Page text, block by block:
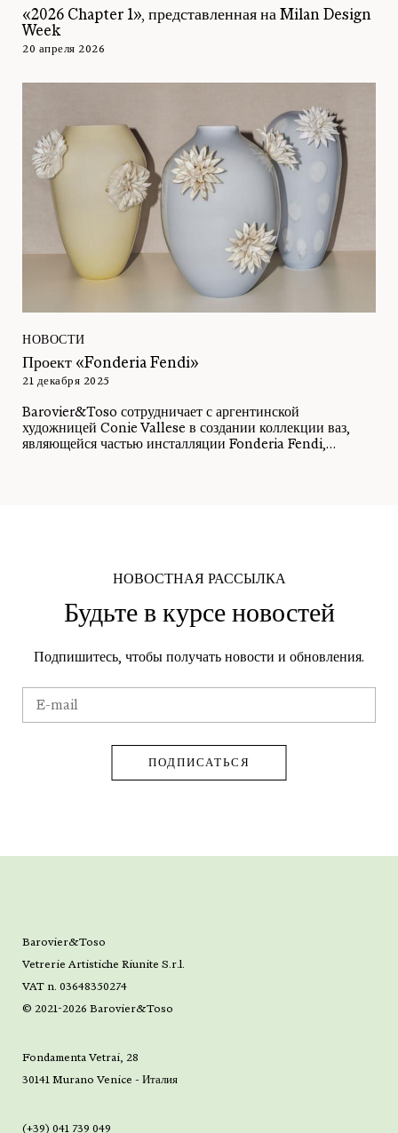
«2026 Chapter 1», представленная на Milan Design
Week
20 апреля 2026
НОВОСТИ
Проект «Fonderia Fendi»
21 декабря 2025
Barovier&Toso сотрудничает с аргентинской
художницей Conie Vallese в создании коллекции ваз,
являющейся частью инсталляции Fonderia Fendi,
НОВОСТНАЯ РАССЫЛКА
Будьте в курсе новостей
Подпишитесь, чтобы получать новости и обновления.
Barovier&Toso
Vetrerie Artistiche Riunite S.r.l.
VAT n. 03648350274
© 2021-2026 Barovier&Toso
Fondamenta Vetrai, 28
30141 Murano Venice - Италия
(+39) 041 739 049